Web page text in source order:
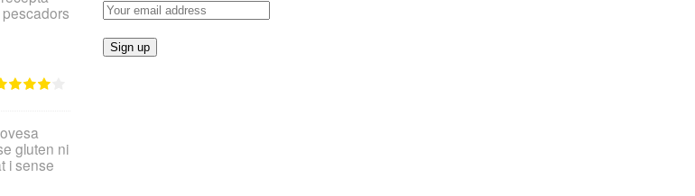
gluten ni
i sense